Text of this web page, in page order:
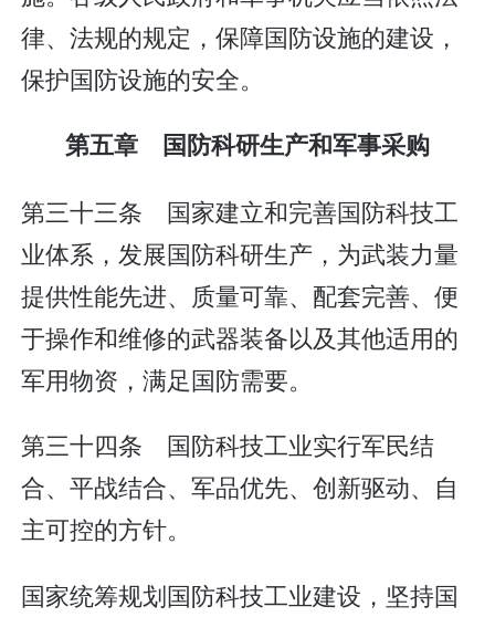
律、法规的规定，保障国防设施的建设，
保护国防设施的安全。
第五章 国防科研生产和军事采购
第三十三条 国家建立和完善国防科技工
业体系，发展国防科研生产，为武装力量
提供性能先进、质量可靠、配套完善、便
于操作和维修的武器装备以及其他适用的
军用物资，满足国防需要。
第三十四条 国防科技工业实行军民结
合、平战结合、军品优先、创新驱动、自
主可控的方针。
国家统筹规划国防科技工业建设，坚持国